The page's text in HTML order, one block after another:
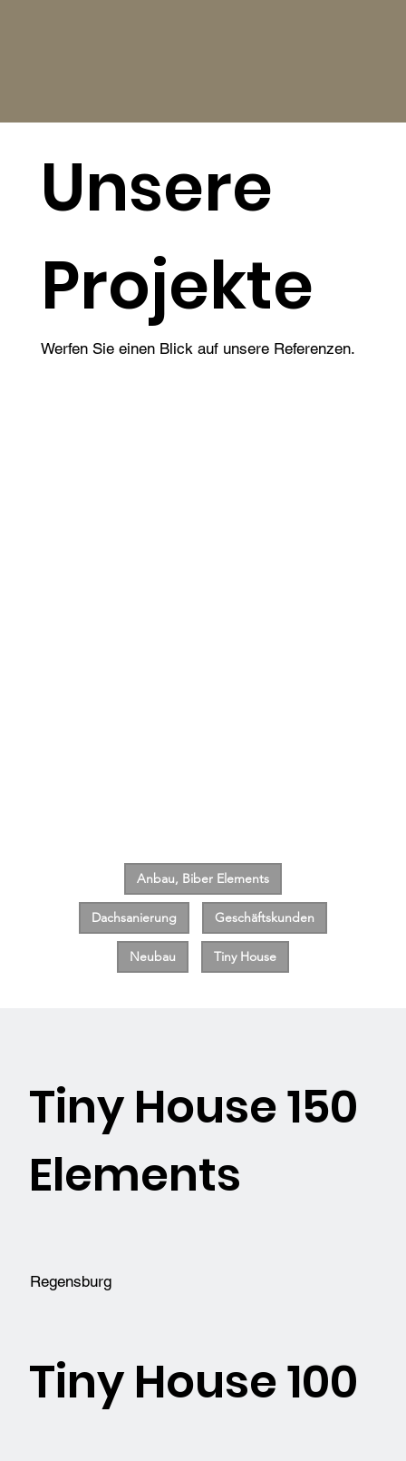
Unsere
Projekte
Werfen Sie einen Blick auf unsere Referenzen.
Tiny House 150
Elements
Regensburg
Tiny House 100
Anbau, Biber Elements
Dachsanierung Geschäftskunden
Neubau Tiny House